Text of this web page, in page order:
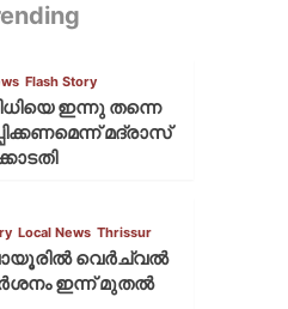
Flash Story
ഇന്നു തന്നെ
മദ്രാസ്
Local News Thrissur
വെര്‍ച്വല്‍
ഇന്ന് മുതല്‍